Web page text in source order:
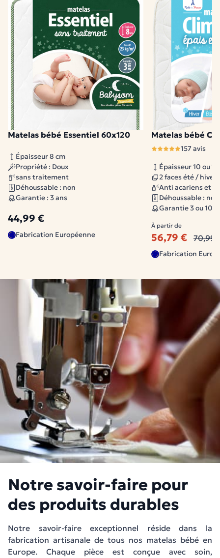
Matelas bébé Essentiel 60x120
Épaisseur 8 cm
Propriété : Doux
sans traitement
Déhoussable : non
Garantie : 3 ans
44,99 €
Fabrication Européenne
Matelas bébé
157 avis
Épaisseur 10 ou
2 faces été / hiver
Anti acariens et
Déhoussable : non
Garantie 3 ou 10
À partir de
56,79 € 70,99
2 modèles disponibles
Fabrication
Notre savoir-faire pour
des produits durables
Notre savoir-faire exceptionnel réside dans la
fabrication artisanale de tous nos matelas bébé en
Europe. Chaque pièce est conçue avec soin,